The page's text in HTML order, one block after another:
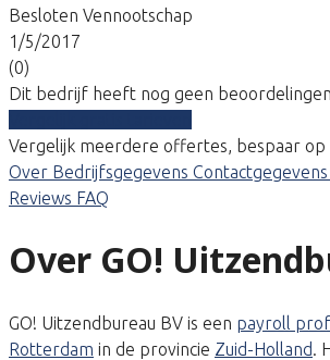
Besloten Vennootschap
1/5/2017
(0)
Dit bedrijf heeft nog geen beoordelingen.
Vergelijk meerdere offertes, bespaar op
Over Bedrijfsgegevens Contactgegevens
Reviews FAQ
Over GO!
GO! Uitzendbureau BV is een payroll
Rotterdam in de provincie Zuid-Holland.